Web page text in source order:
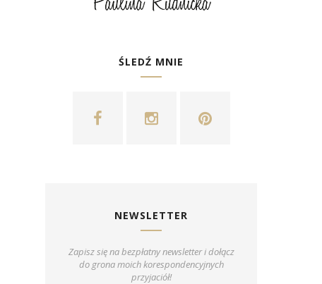
ŚLEDŹ MNIE
NEWSLETTER
Zapisz się na bezpłatny newsletter i dołącz
do grona moich korespondencyjnych
przyjaciół!